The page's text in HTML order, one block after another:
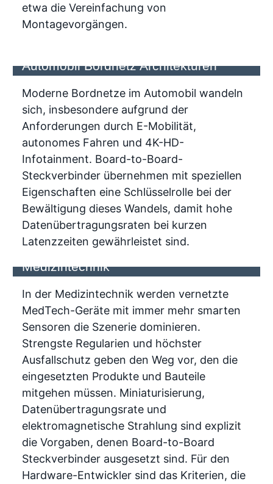
etwa die Vereinfachung von
Montagevorgängen.
Automobil Bordnetz Architekturen
Moderne Bordnetze im Automobil wandeln
sich, insbesondere aufgrund der
Anforderungen durch E-Mobilität,
autonomes Fahren und 4K-HD-
Infotainment. Board-to-Board-
Steckverbinder übernehmen mit speziellen
Eigenschaften eine Schlüsselrolle bei der
Bewältigung dieses Wandels, damit hohe
Datenübertragungsraten bei kurzen
Latenzzeiten gewährleistet sind.
Medizintechnik
In der Medizintechnik werden vernetzte
MedTech-Geräte mit immer mehr smarten
Sensoren die Szenerie dominieren.
Strengste Regularien und höchster
Ausfallschutz geben den Weg vor, den die
eingesetzten Produkte und Bauteile
mitgehen müssen. Miniaturisierung,
Datenübertragungsrate und
elektromagnetische Strahlung sind explizit
die Vorgaben, denen Board-to-Board
Steckverbinder ausgesetzt sind. Für den
Hardware-Entwickler sind das Kriterien, die